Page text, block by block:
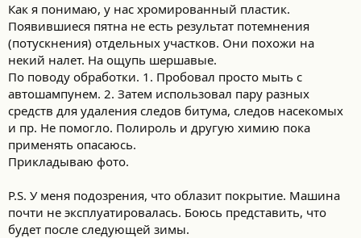
Как я понимаю, у нас хромированный пластик.
Появившиеся пятна не есть результат потемнения
(потускнения) отдельных участков. Они похожи на
некий налет. На ощупь шершавые.
По поводу обработки. 1. Пробовал просто мыть с
автошампунем. 2. Затем использовал пару разных
средств для удаления следов битума, следов насекомых
и пр. Не помогло. Полироль и другую химию пока
применять опасаюсь.
Прикладываю фото.
P.S. У меня подозрения, что облазит покрытие. Машина
почти не эксплуатировалась. Боюсь представить, что
будет после следующей зимы.